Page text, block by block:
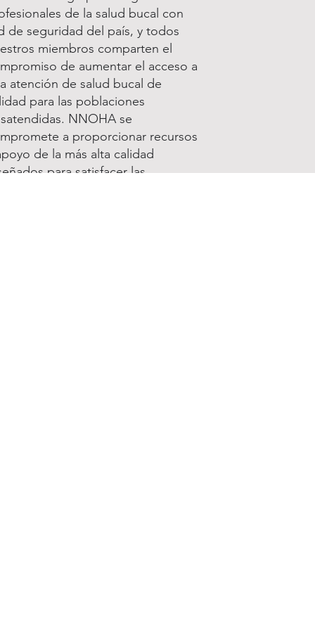
de la salud bucal con
de seguridad del país, y todos
miembros comparten el
de aumentar el acceso a
atención de salud bucal de
para las poblaciones
NNOHA se
a proporcionar recursos
de la más alta calidad
para satisfacer las